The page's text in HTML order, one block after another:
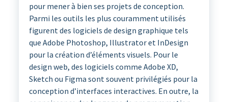
pour mener à bien ses projets de conception.
Parmi les outils les plus couramment utilisés
figurent des logiciels de design graphique tels
que Adobe Photoshop, Illustrator et InDesign
pour la création d’éléments visuels. Pour le
design web, des logiciels comme Adobe XD,
Sketch ou Figma sont souvent privilégiés pour la
conception d’interfaces interactives. En outre, la